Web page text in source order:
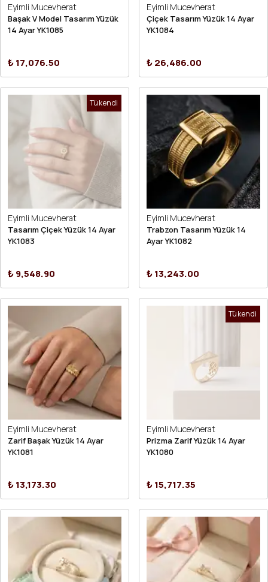
Eyimli Mucevherat
Başak V Model Tasarım Yüzük
14 Ayar YK1085
₺ 17,076.50
Eyimli Mucevherat
Çiçek Tasarım Yüzük 14 Ayar
YK1084
₺ 26,486.00
Tükendi
Eyimli Mucevherat
Tasarım Çiçek Yüzük 14 Ayar
YK1083
₺ 9,548.90
Eyimli Mucevherat
Trabzon Tasarım Yüzük 14
Ayar YK1082
₺ 13,243.00
Eyimli Mucevherat
Zarif Başak Yüzük 14 Ayar
YK1081
₺ 13,173.30
Tükendi
Eyimli Mucevherat
Prizma Zarif Yüzük 14 Ayar
YK1080
₺ 15,717.35